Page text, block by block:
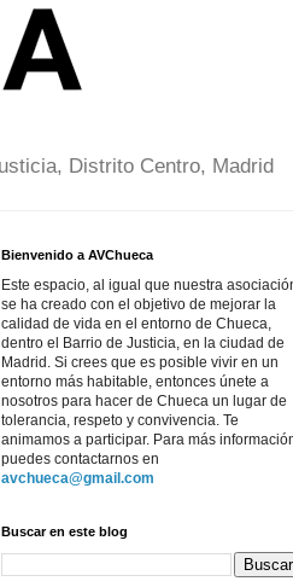
Distrito Centro, Madrid
Bienvenido a AVChueca
Este espacio, al igual que nuestra
se ha creado con el objetivo de mejorar la
calidad de vida en el entorno de Chueca,
dentro el Barrio de Justicia, en la ciudad de
Madrid. Si crees que es posible vivir en un
entorno más habitable, entonces únete a
nosotros para hacer de Chueca un lugar de
tolerancia, respeto y convivencia. Te
animamos a participar. Para más
puedes contactarnos en
avchueca@gmail.com
Buscar en este blog